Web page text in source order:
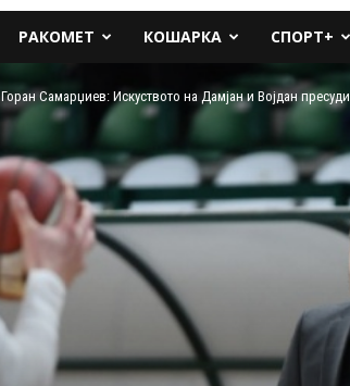
РАКОМЕТ КОШАРКА СПОРТ+
Горан Самарџиев: Искуството на Дамјан и Војдан пресуди